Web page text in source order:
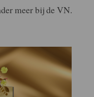
meer bij de VN.